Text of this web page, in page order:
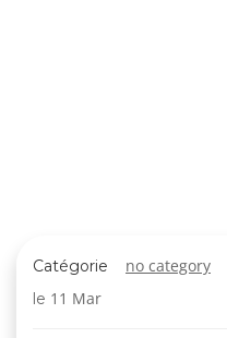
Catégorie no category
le 11 Mar